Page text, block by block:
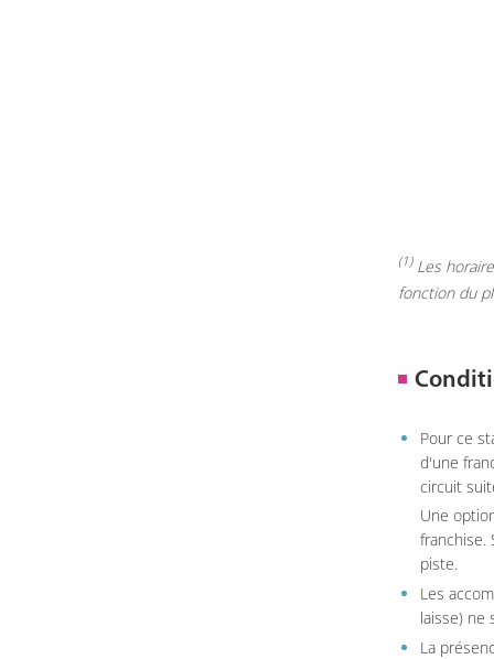
(1)Les
fonction du
Pour ce
d'une
circuit
Une
franchise.
piste.
Les
laisse) ne
La